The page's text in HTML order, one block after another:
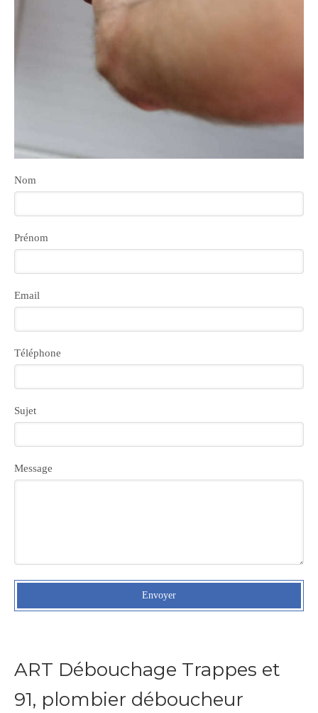
Nom
Prénom
Email
Téléphone
Sujet
Message
Envoyer
ART Débouchage Trappes et
91, plombier déboucheur